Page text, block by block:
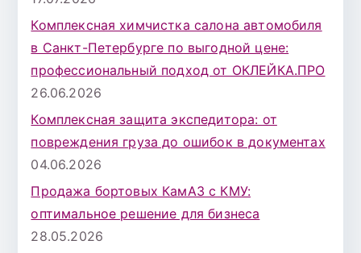
Комплексная химчистка салона автомобиля
в Санкт-Петербурге по выгодной цене:
профессиональный подход от ОКЛЕЙКА.ПРО
26.06.2026
Комплексная защита экспедитора: от
повреждения груза до ошибок в документах
04.06.2026
Продажа бортовых КамАЗ с КМУ:
оптимальное решение для бизнеса
28.05.2026